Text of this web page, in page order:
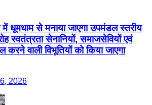
में धूमधाम से मनाया जाएगा उपमंडल स्तरीय
स्वतंत्रता सेनानियों, समाजसेवियों एवं
करने वाली विभूतियों को किया जाएगा
2026